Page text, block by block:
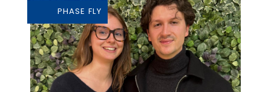
En savoir plus
PHASE FLY